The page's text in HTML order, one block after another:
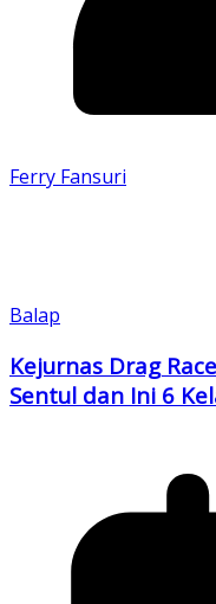
Ferry Fansuri
Balap
Kejurnas Drag
Sentul dan Ini 6